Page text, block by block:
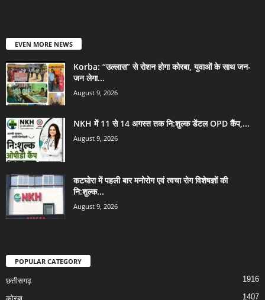
EVEN MORE NEWS
Korba: “उल्लास” से रोशन होगा कोरबा, युवाओं के साथ जन-
जन लेगा...
August 9, 2026
NKH में 11 से 14 अगस्त तक नि:शुल्क डेंटल OPD कैंप,...
August 9, 2026
कटघोरा में पहली बार मनोरोग एवं त्वचा रोग विशेषज्ञों की
नि:शुल्क...
August 9, 2026
POPULAR CATEGORY
छत्तीसगढ़ 1916
1407